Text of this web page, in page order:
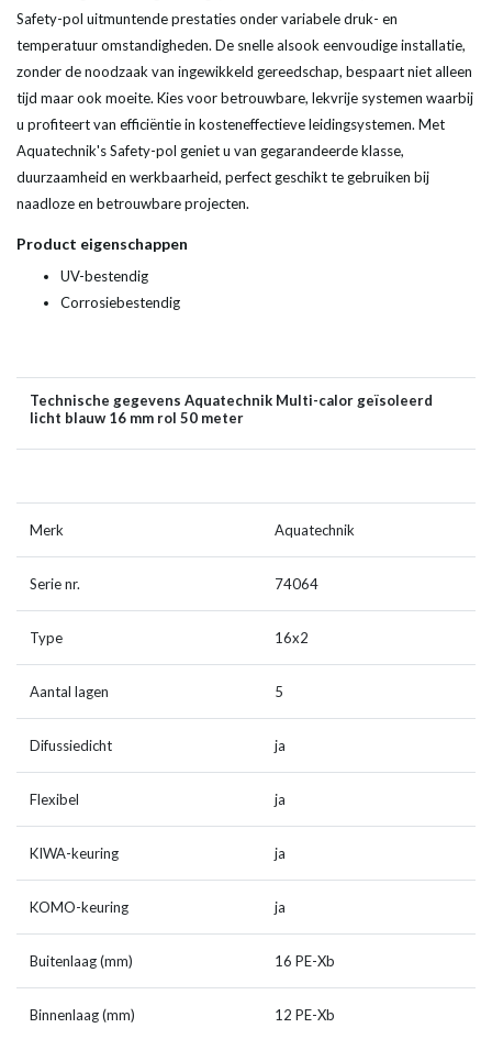
Safety-pol uitmuntende prestaties onder variabele druk- en
temperatuur omstandigheden. De snelle alsook eenvoudige installatie,
zonder de noodzaak van ingewikkeld gereedschap, bespaart niet alleen
tijd maar ook moeite. Kies voor betrouwbare, lekvrije systemen waarbij
u profiteert van efficiëntie in kosteneffectieve leidingsystemen. Met
Aquatechnik's Safety-pol geniet u van gegarandeerde klasse,
duurzaamheid en werkbaarheid, perfect geschikt te gebruiken bij
naadloze en betrouwbare projecten.
Product eigenschappen
UV-bestendig
Corrosiebestendig
Technische gegevens Aquatechnik Multi-calor geïsoleerd
licht blauw 16 mm rol 50 meter
Merk Aquatechnik
Serie nr. 74064
Type 16x2
Aantal lagen 5
Difussiedicht ja
Flexibel ja
KIWA-keuring ja
KOMO-keuring ja
Buitenlaag (mm) 16 PE-Xb
Binnenlaag (mm) 12 PE-Xb